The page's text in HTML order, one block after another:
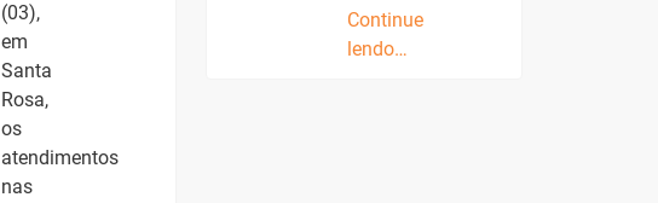
(03),
em
Santa
Rosa,
os
atendimentos
nas
Continue
lendo…